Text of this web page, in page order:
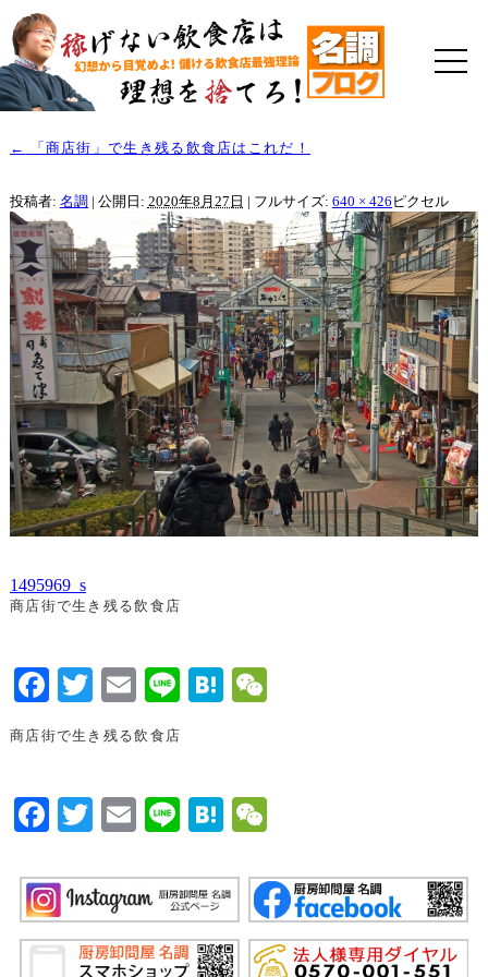
← 「商店街」で生き残る飲食店はこれだ！
投稿者: 名調 | 公開日: 2020年8月27日 | フルサイズ: 640 × 426 ピクセル
1495969_s
商店街で生き残る飲食店
Facebook
TwitterEmailLineHatena
商店街で生き残る飲食店
Facebook
TwitterEmailLineHatena